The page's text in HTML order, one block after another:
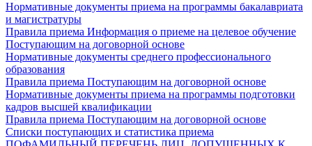
Нормативные документы приема на программы бакалавриата
и магистратуры
Правила приема Информация о приеме на целевое обучение
Поступающим на договорной основе
Нормативные документы среднего профессионального
образования
Правила приема Поступающим на договорной основе
Нормативные документы приема на программы подготовки
кадров высшей квалификации
Правила приема Поступающим на договорной основе
Списки поступающих и статистика приема